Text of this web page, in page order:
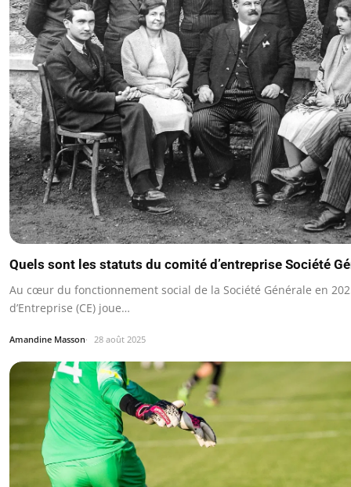
Quels sont les statuts du comité d’entreprise Société
Au cœur du fonctionnement social de la Société Générale en
d’Entreprise (CE) joue…
Amandine Masson 28 août 2025